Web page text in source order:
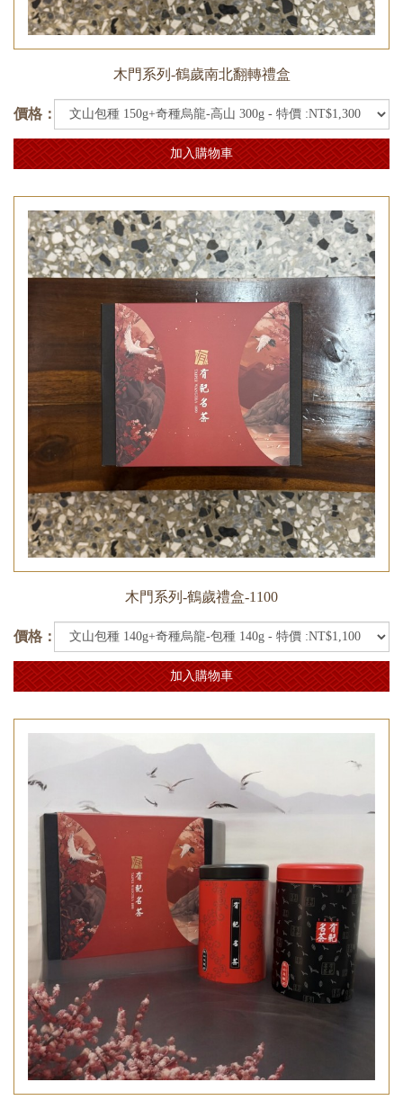
木門系列-鶴歲南北翻轉禮盒
價格：
加入購物車
木門系列-鶴歲禮盒-1100
價格：
加入購物車